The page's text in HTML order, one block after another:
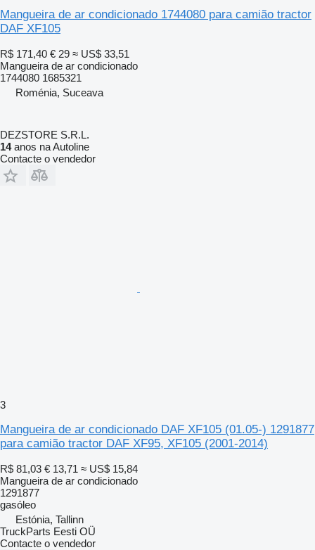
Mangueira de ar condicionado 1744080 para camião tractor
DAF XF105
R$ 171,40 € 29 ≈ US$ 33,51
Mangueira de ar condicionado
1744080 1685321
Roménia, Suceava
DEZSTORE S.R.L.
14anos na Autoline
Contacte o vendedor
3
Mangueira de ar condicionado DAF XF105 (01.05-) 1291877
para camião tractor DAF XF95, XF105 (2001-2014)
R$ 81,03 € 13,71 ≈ US$ 15,84
Mangueira de ar condicionado
1291877
gasóleo
Estónia, Tallinn
TruckParts Eesti OÜ
Contacte o vendedor